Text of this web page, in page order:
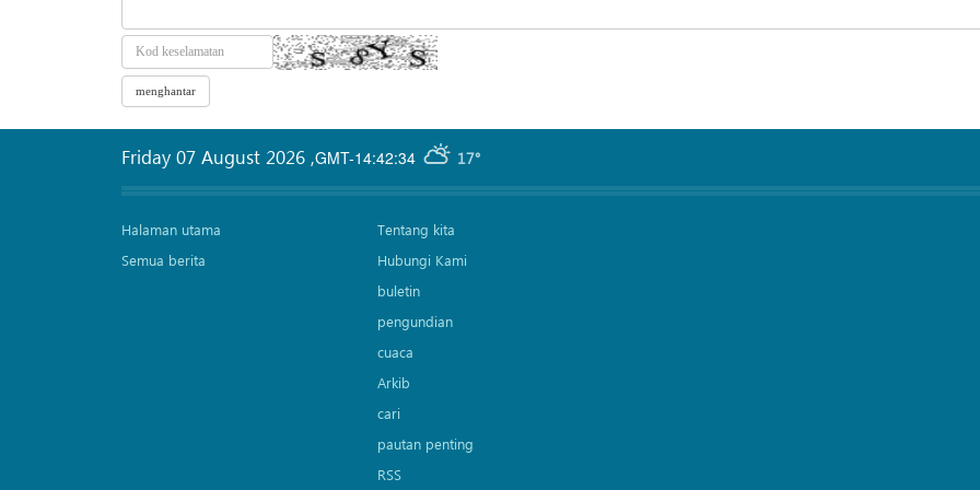
GMT-14:42:34 17°
Friday 07 August 2026 ,
Halaman utama
Semua berita
Tentang kita
Hubungi Kami
buletin
pengundian
cuaca
Arkib
cari
pautan penting
RSS